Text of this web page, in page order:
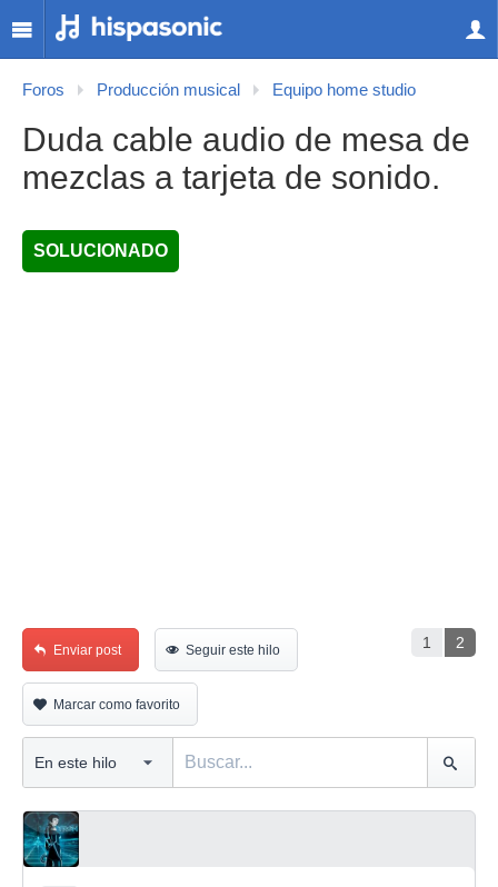
Foros Producción musical Equipo home studio
Duda cable audio de mesa de
mezclas a tarjeta de sonido.
SOLUCIONADO
1 2
Enviar post Seguir este hilo
Marcar como favorito